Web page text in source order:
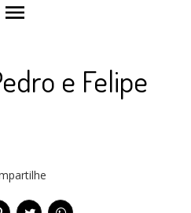
menu
e Felipe